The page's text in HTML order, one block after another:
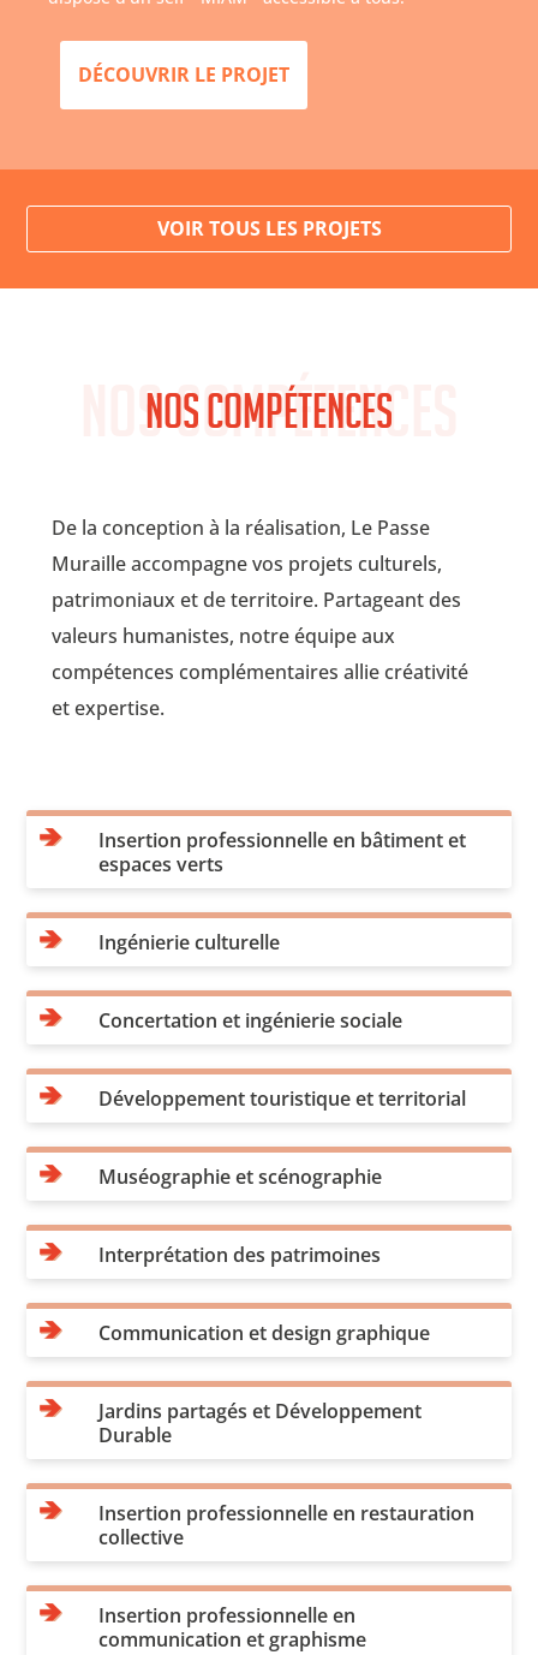
DÉCOUVRIR LE PROJET
VOIR TOUS LES PROJETS
Nos compétences
Nos compétences
De la conception à la réalisation, Le Passe
Muraille accompagne vos projets culturels,
patrimoniaux et de territoire. Partageant des
valeurs humanistes, notre équipe aux
compétences complémentaires allie créativité
et expertise.
Insertion professionnelle en bâtiment et
espaces verts
Ingénierie culturelle
Concertation et ingénierie sociale
Développement touristique et territorial
Muséographie et scénographie
Interprétation des patrimoines
Communication et design graphique
Jardins partagés et Développement
Durable
Insertion professionnelle en restauration
collective
Insertion professionnelle en
communication et graphisme